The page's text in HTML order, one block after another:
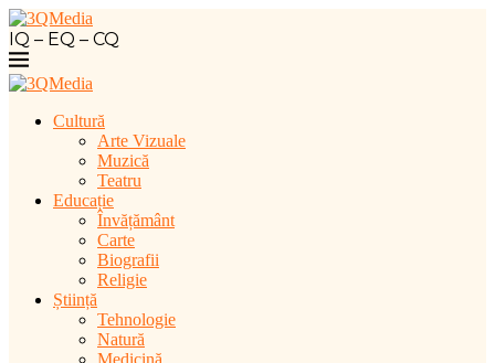
IQ – EQ – CQ
Cultură
Arte Vizuale
Muzică
Teatru
Educație
Învățământ
Carte
Biografii
Religie
Știință
Tehnologie
Natură
Medicină